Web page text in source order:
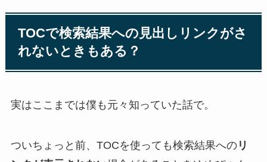
TOCで検索結果への見出しリンクがさ
れないときもある？
実はここまでは僕も元々知っていた話で。
ついちょっと前、TOCを使っても検索結果へのリ